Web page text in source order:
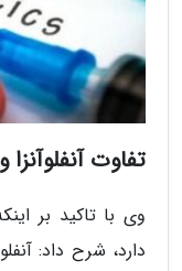
تفاوت
وی با تاکید بر
دارد، شرح داد: